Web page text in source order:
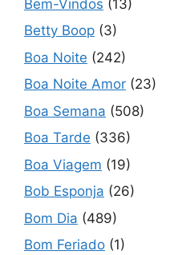
Bem-Vindos (13)
Betty Boop (3)
Boa Noite (242)
Boa Noite Amor (23)
Boa Semana (508)
Boa Tarde (336)
Boa Viagem (19)
Bob Esponja (26)
Bom Dia (489)
Bom Feriado (1)